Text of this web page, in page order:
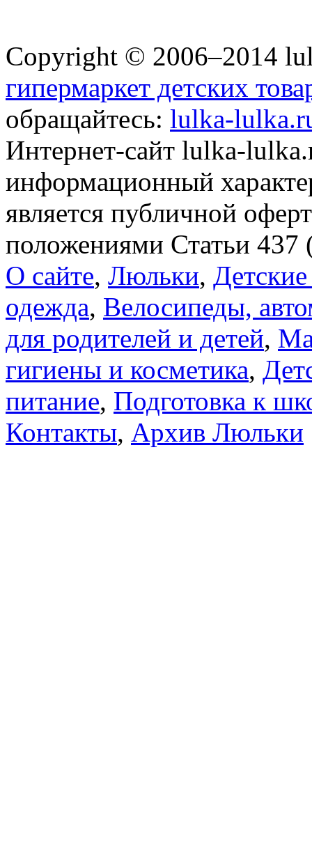
Copyright © 2006–2014
гипермаркет детских
обращайтесь: lulka-
Интернет-сайт lulka-
информационный
является публичной
положениями Статьи
О сайте, Люльки,
одежда, Велосипеды,
для родителей и детей,
гигиены и косметика,
питание, Подготовка к
Контакты, Архив Люльки